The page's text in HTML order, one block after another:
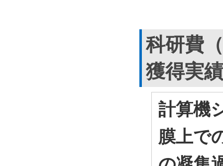
科研費
獲得実績
計算機
膜上で